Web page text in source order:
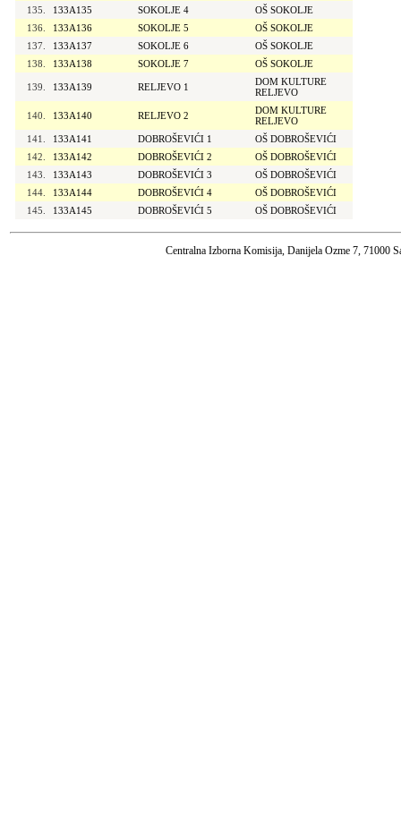
135.
133A135 SOKOLJE 4
OŠ SOKOLJE
136.
133A136 SOKOLJE 5
OŠ SOKOLJE
137.
133A137 SOKOLJE 6
OŠ SOKOLJE
138.
133A138 SOKOLJE 7 OŠ SOKOLJE
139. 133A139 RELJEVO 1
DOM KULTURE
RELJEVO
140. 133A140 RELJEVO 2
DOM KULTURE
RELJEVO
141.
133A141 DOBROŠEVIĆI 1
OŠ DOBROŠEVIĆI
142.
133A142 DOBROŠEVIĆI 2
OŠ DOBROŠEVIĆI
143.
133A143 DOBROŠEVIĆI 3
OŠ DOBROŠEVIĆI
144.
133A144 DOBROŠEVIĆI 4
OŠ DOBROŠEVIĆI
145.
133A145 DOBROŠEVIĆI 5 OŠ DOBROŠEVIĆI
Centralna Izborna Komisija, Danijela Ozme 7, 71000